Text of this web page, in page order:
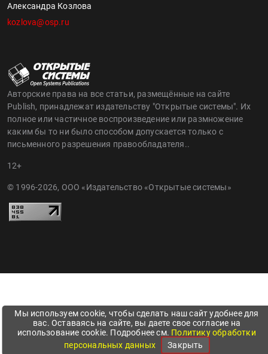
Александра Козлова
kozlova@osp.ru
Авторские права на все статьи, размещённые на сайте
Publish, принадлежат издательству "Открытые системы". Их
полное или частичное воспроизведение или размножение
каким бы то ни было способом допускается только с
письменного разрешения правообладателя..
12+
© 1996-2026, ООО «Издательство «Открытые системы»
Мы используем cookie, чтобы сделать наш сайт удобнее для
вас. Оставаясь на сайте, вы даете свое согласие на
использование cookie. Подробнее см. Политику обработки
персональных данных
Закрыть